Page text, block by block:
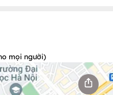
mọi người)